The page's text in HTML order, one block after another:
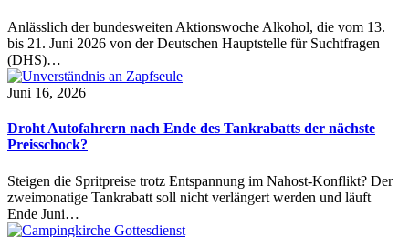
Anlässlich der bundesweiten Aktionswoche Alkohol, die vom 13.
bis 21. Juni 2026 von der Deutschen Hauptstelle für Suchtfragen
(DHS)…
Juni 16, 2026
Droht Autofahrern nach Ende des Tankrabatts der nächste
Preisschock?
Steigen die Spritpreise trotz Entspannung im Nahost-Konflikt? Der
zweimonatige Tankrabatt soll nicht verlängert werden und läuft
Ende Juni…